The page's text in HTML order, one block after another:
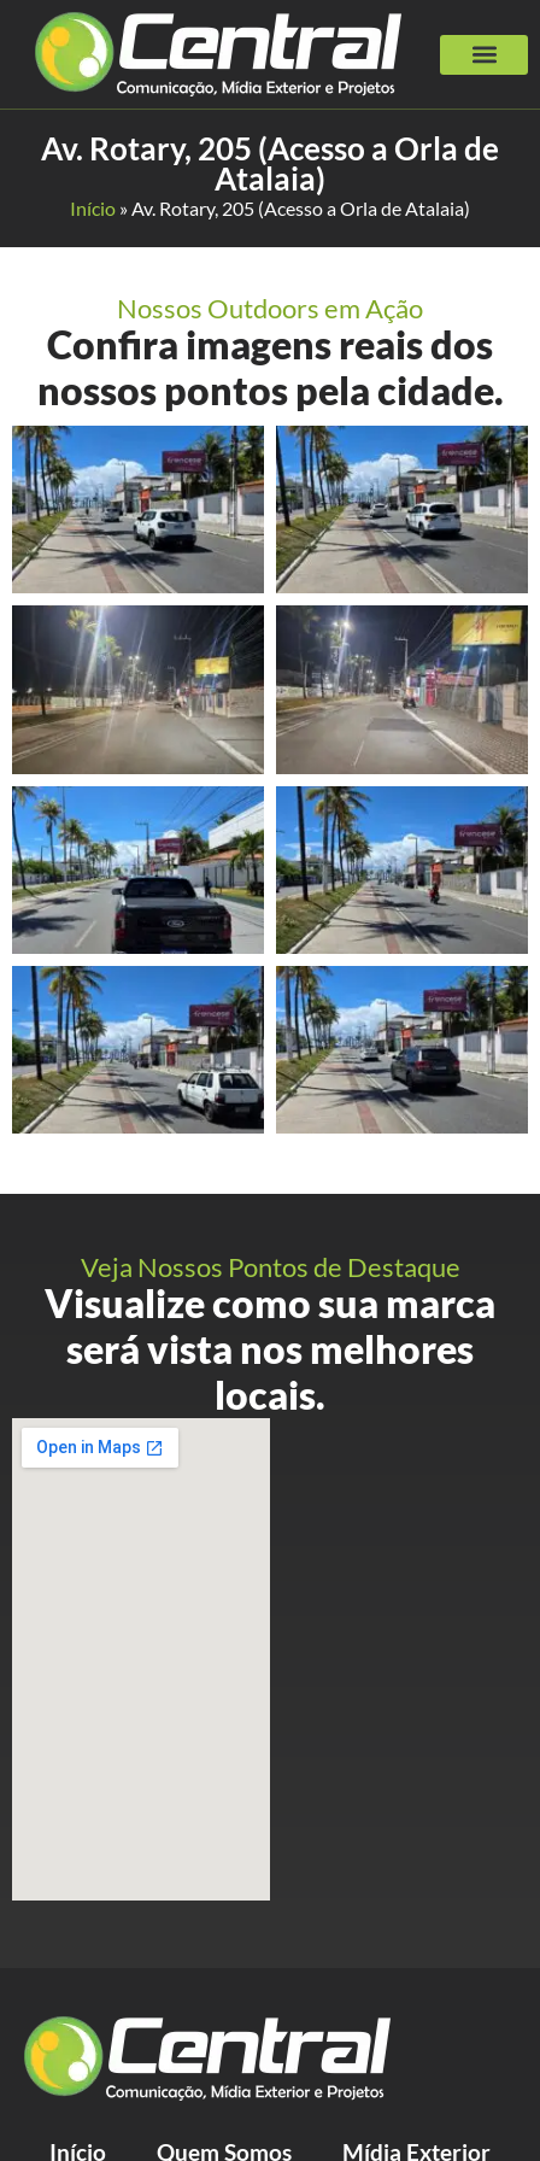
Av. Rotary, 205 (Acesso a Orla de
Atalaia)
Início »Av. Rotary, 205 (Acesso a Orla de Atalaia)
Nossos Outdoors em Ação
Confira imagens reais dos
nossos pontos pela cidade.
Veja Nossos Pontos de Destaque
Visualize como sua marca
será vista nos melhores
locais.
Início Quem Somos Mídia Exterior